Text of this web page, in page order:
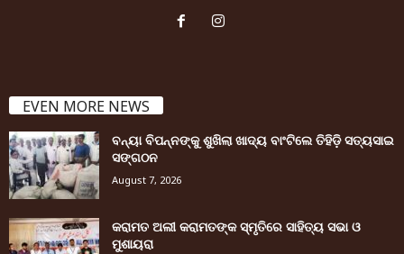
EVEN MORE NEWS
ବନ୍ୟା ବିପନ୍ନଙ୍କୁ ଶୁଖିଲା ଖାଦ୍ୟ ବାଂଟିଲେ ତିହିଡି଼ ସତ୍ୟସାଇ
ସଙ୍ଗଠନ
August 7, 2026
କରାମତ ଅଲୀ କରାମତଙ୍କ ସ୍ମୃତିରେ ସାହିତ୍ୟ ସଭା ଓ
ମୁଶାୟରା